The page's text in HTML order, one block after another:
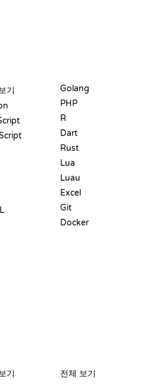
기
Golang
PHP
R
Dart
Rust
Lua
Luau
Excel
Git
Docker
기
전체 보기